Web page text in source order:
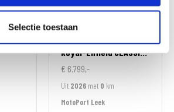
Selectie toestaan
Royal-EnfieldCLASSIC 350
€ 6.799,-
Uit 2026 met 0 km
MotoPort Leek